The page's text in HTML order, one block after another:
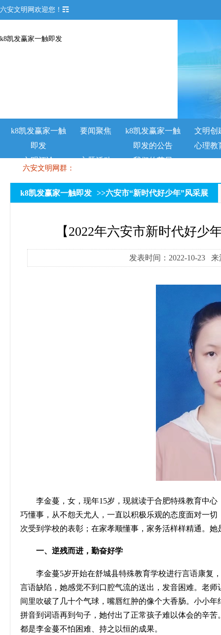
六安文明网欢迎您！☶
k8凯发赢家一触即发
k8凯发赢家一触
即发
要闻聚焦
k8凯发赢家一触
即发的公告
文明创
心理教
文明评论
主题活动 我们的节日
六安文明网群：
k8凯发赢家一触即发 >>六安市“新时代好少年”风采展
【2022年六安市新时代好少
发表时间：2022-10-23
李金蔓，女，现年15岁，现就读于合肥特殊教育中
巧懂事，从不怨天尤人，一直以积极乐观的态度面对一
次受到学校的表彰；在家孝顺懂事，家务活样样精通。
一、逆残而进，勤奋好学
李金蔓5岁开始在舒城县特殊教育学校进行言语康复
言语缺陷，她感觉不到口腔气流的送出，发音困难。老
间里吹破了几十个气球，嘴唇红肿的像个大香肠。小小
拼音到词语再到句子，她付出了正常孩子难以体会的辛
都是李金蔓不怕困难、持之以恒的成果。